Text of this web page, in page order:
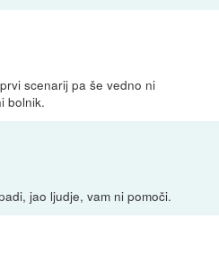
scenarij pa še vedno ni
bolnik.
jao ljudje, vam ni pomoči.